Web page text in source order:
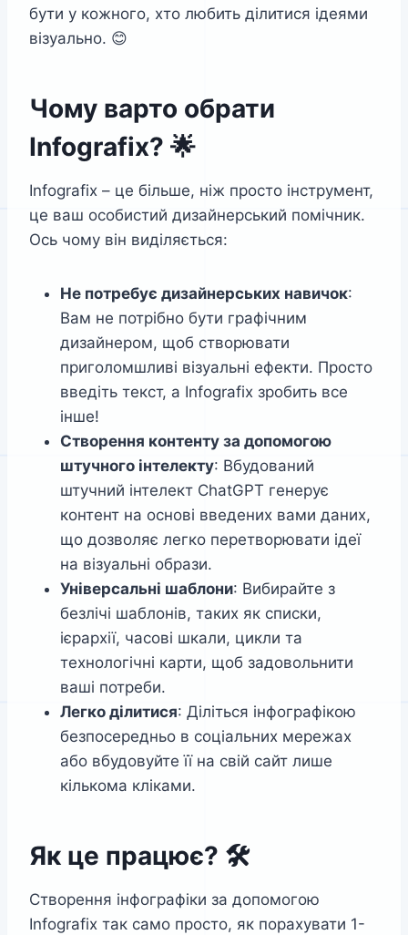
бути у кожного, хто любить ділитися ідеями
візуально. 😊
Чому варто обрати
Infografix? 🌟
Infografix – це більше, ніж просто інструмент,
це ваш особистий дизайнерський помічник.
Ось чому він виділяється:
Не потребує дизайнерських навичок:
Вам не потрібно бути графічним
дизайнером, щоб створювати
приголомшливі візуальні ефекти. Просто
введіть текст, а Infografix зробить все
інше!
Створення контенту за допомогою
штучного інтелекту: Вбудований
штучний інтелект ChatGPT генерує
контент на основі введених вами даних,
що дозволяє легко перетворювати ідеї
на візуальні образи.
Універсальні шаблони: Вибирайте з
безлічі шаблонів, таких як списки,
ієрархії, часові шкали, цикли та
технологічні карти, щоб задовольнити
ваші потреби.
Легко ділитися: Діліться інфографікою
безпосередньо в соціальних мережах
або вбудовуйте її на свій сайт лише
кількома кліками.
Як це працює? 🛠️
Створення інфографіки за допомогою
Infografix так само просто, як порахувати 1-